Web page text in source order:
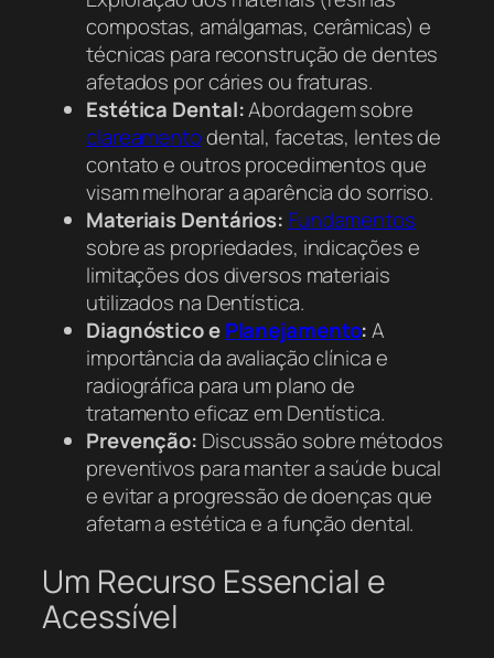
compostas, amálgamas, cerâmicas) e
técnicas para reconstrução de dentes
afetados por cáries ou fraturas.
Estética Dental:Abordagem sobre
clareamentodental, facetas, lentes de
contato e outros procedimentos que
visam melhorar a aparência do sorriso.
Materiais Dentários: Fundamentos
sobre as propriedades, indicações e
limitações dos diversos materiais
utilizados na Dentística.
Diagnóstico ePlanejamento:A
importância da avaliação clínica e
radiográfica para um plano de
tratamento eficaz em Dentística.
Prevenção: Discussão sobre métodos
preventivos para manter a saúde bucal
e evitar a progressão de doenças que
afetam a estética e a função dental.
Um Recurso Essencial e
Acessível